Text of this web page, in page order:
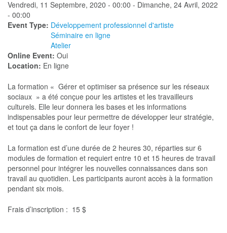
Vendredi, 11 Septembre, 2020 - 00:00 - Dimanche, 24 Avril, 2022
- 00:00
Event Type: Développement professionnel d'artiste
Séminaire en ligne
Atelier
Online Event: Oui
Location: En ligne
La formation « Gérer et optimiser sa présence sur les réseaux
sociaux » a été conçue pour les artistes et les travailleurs
culturels. Elle leur donnera les bases et les informations
indispensables pour leur permettre de développer leur stratégie,
et tout ça dans le confort de leur foyer !
La formation est d’une durée de 2 heures 30, réparties sur 6
modules de formation et requiert entre 10 et 15 heures de travail
personnel pour intégrer les nouvelles connaissances dans son
travail au quotidien. Les participants auront accès à la formation
pendant six mois.
Frais d’inscription : 15 $